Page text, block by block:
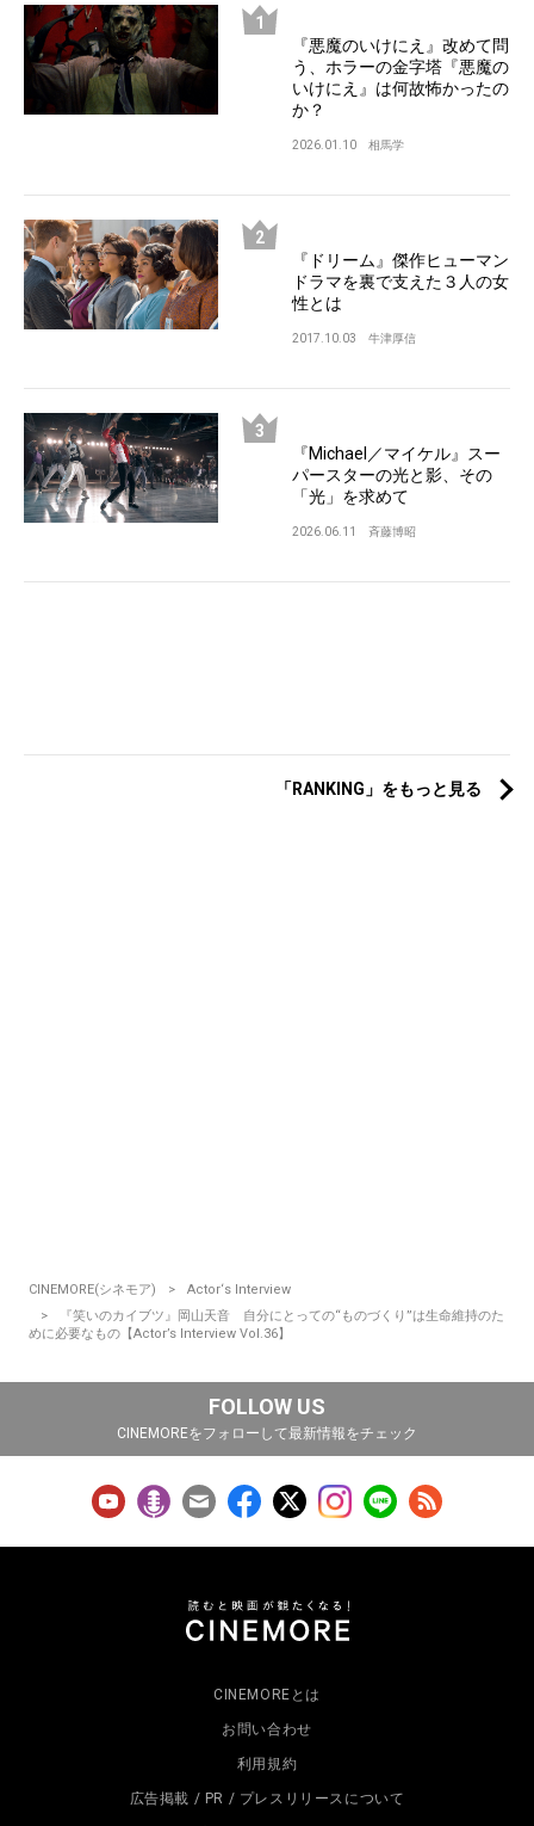
『悪魔のいけにえ』改めて問
う、ホラーの金字塔『悪魔の
いけにえ』は何故怖かったの
か？
2026.01.10 相馬学
『ドリーム』傑作ヒューマン
ドラマを裏で支えた３人の女
性とは
2017.10.03 牛津厚信
『Michael／マイケル』スー
パースターの光と影、その
「光」を求めて
2026.06.11 斉藤博昭
「RANKING」をもっと見る
CINEMORE(シネモア)
Actor‘s Interview
『笑いのカイブツ』岡山天音 自分にとっての“ものづくり”は生命維持のた
めに必要なもの【Actor’s Interview Vol.36】
FOLLOW US
CINEMOREをフォローして最新情報をチェック
CINEMOREとは
お問い合わせ
利用規約
広告掲載 / PR / プレスリリースについて